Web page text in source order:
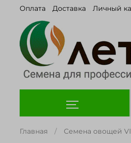
Оплата Доставка Личный
Главная Семена овощей